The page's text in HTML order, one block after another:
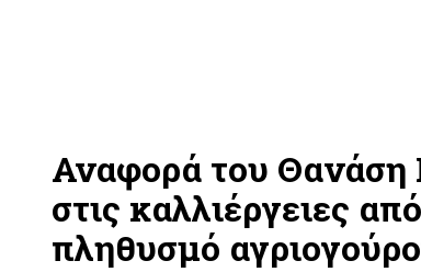
Αναφορά του Θανάση
στις καλλιέργειες
πληθυσμό